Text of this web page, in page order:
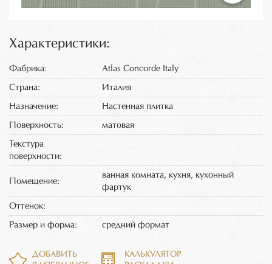
Характеристики:
Фабрика: Atlas Concorde Italy
Страна: Италия
Назначение: Настенная плитка
Поверхность: матовая
Текстура
поверхности:
Помещение:
ванная комната, кухня, кухонный
фартук
Оттенок:
Размер и форма: средний формат
ДОБАВИТЬ
КАЛЬКУЛЯТОР